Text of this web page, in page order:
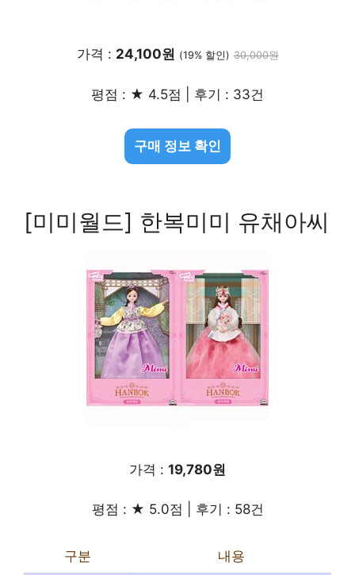
가격 : 24,100원 (19% 할인) 30,000원
평점 : ★ 4.5점 | 후기 : 33건
구매 정보 확인
[미미월드] 한복미미 유채아씨
가격 : 19,780원
평점 : ★ 5.0점 | 후기 : 58건
구분 내용